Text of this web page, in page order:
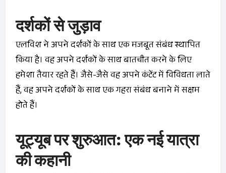
दर्शकों से जुड़ाव
एलविश ने अपने दर्शकों के साथ एक मजबूत संबंध स्थापित
किया है। वह अपने दर्शकों के साथ बातचीत करने के लिए
हमेशा तैयार रहते हैं। जैसे-जैसे वह अपने कंटेंट में विविधता लाते
हैं, वह अपने दर्शकों के साथ एक गहरा संबंध बनाने में सक्षम
होते हैं।
यूट्यूब पर शुरुआत: एक नई यात्रा
की कहानी